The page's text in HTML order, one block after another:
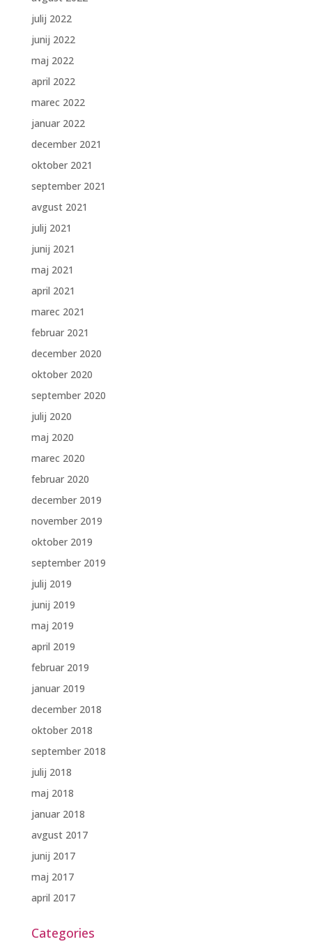
julij 2022
junij 2022
maj 2022
april 2022
marec 2022
januar 2022
december 2021
oktober 2021
september 2021
avgust 2021
julij 2021
junij 2021
maj 2021
april 2021
marec 2021
februar 2021
december 2020
oktober 2020
september 2020
julij 2020
maj 2020
marec 2020
februar 2020
december 2019
november 2019
oktober 2019
september 2019
julij 2019
junij 2019
maj 2019
april 2019
februar 2019
januar 2019
december 2018
oktober 2018
september 2018
julij 2018
maj 2018
januar 2018
avgust 2017
junij 2017
maj 2017
april 2017
Categories